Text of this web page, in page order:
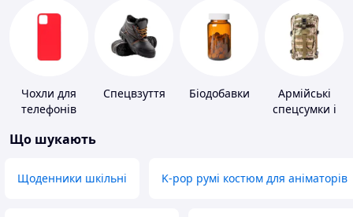
Чохли для
телефонів
Спецвзуття Біодобавки
Армійські
спецсумки і
Що шукають
Щоденники шкільні K-pop румі костюм для аніматорів